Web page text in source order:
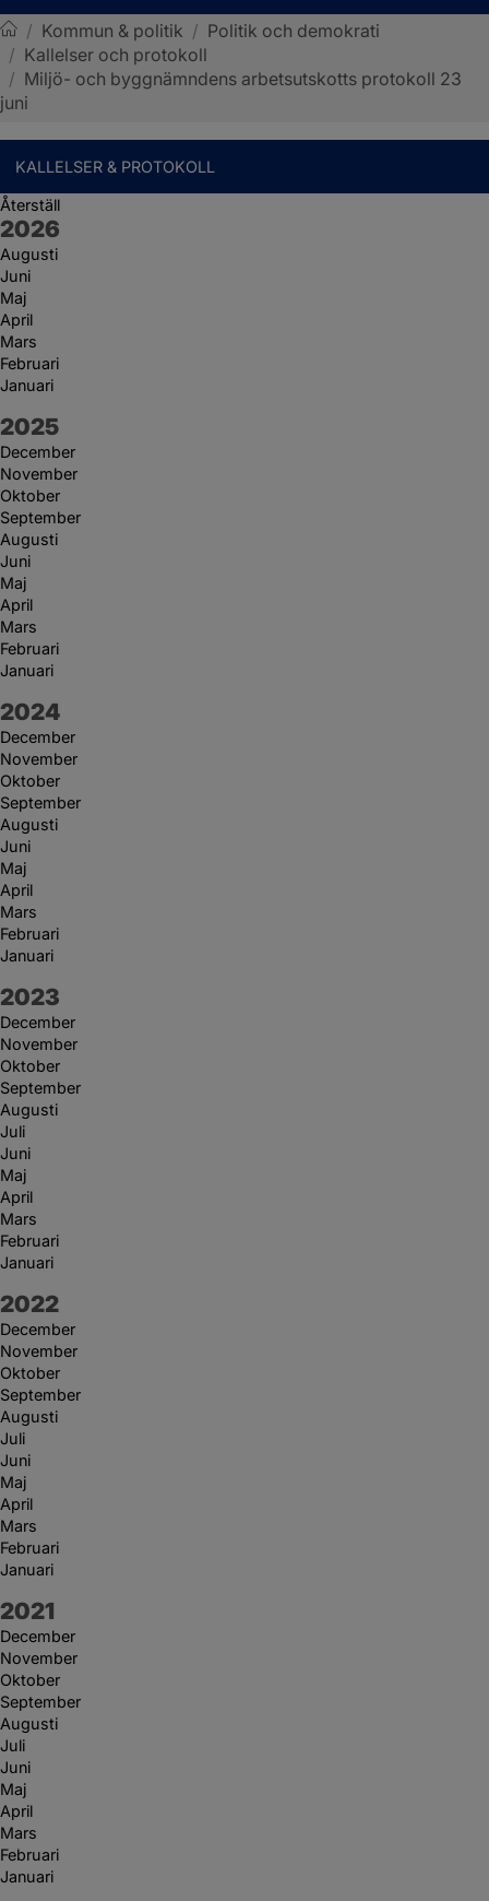
Sotenäs kommun
/ Kommun & politik / Politik och demokrati
/ Kallelser och protokoll
/ Miljö- och byggnämndens arbetsutskotts protokoll 23
juni
KALLELSER & PROTOKOLL
Återställ
År:
2026
Augusti
Juni
Maj
April
Mars
Februari
Januari
År:
2025
December
November
Oktober
September
Augusti
Juni
Maj
April
Mars
Februari
Januari
År:
2024
December
November
Oktober
September
Augusti
Juni
Maj
April
Mars
Februari
Januari
År:
2023
December
November
Oktober
September
Augusti
Juli
Juni
Maj
April
Mars
Februari
Januari
År:
2022
December
November
Oktober
September
Augusti
Juli
Juni
Maj
April
Mars
Februari
Januari
År:
2021
December
November
Oktober
September
Augusti
Juli
Juni
Maj
April
Mars
Februari
Januari